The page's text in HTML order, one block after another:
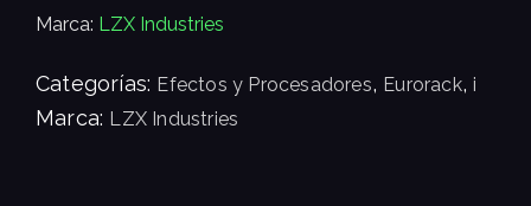
Marca: LZX Industries
Categorías: Efectos y Procesadores, Eurorack,i
Marca: LZX Industries